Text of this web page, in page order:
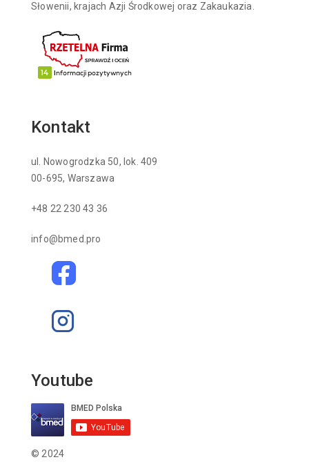
Słowenii, krajach Azji Środkowej oraz Zakaukazia.
Kontakt
ul. Nowogrodzka 50, lok. 409
00-695, Warszawa
+48 22 230 43 36
info@bmed.pro
Youtube
© 2024